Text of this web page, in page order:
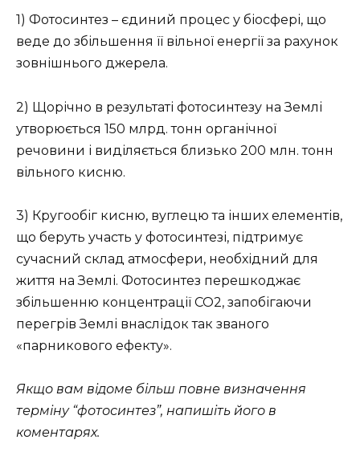
1) Фотосинтез – єдиний процес у біосфері, що
веде до збільшення її вільної енергії за рахунок
зовнішнього джерела.
2) Щорічно в результаті фотосинтезу на Землі
утворюється 150 млрд. тонн органічної
речовини і виділяється близько 200 млн. тонн
вільного кисню.
3) Кругообіг кисню, вуглецю та інших елементів,
що беруть участь у фотосинтезі, підтримує
сучасний склад атмосфери, необхідний для
життя на Землі. Фотосинтез перешкоджає
збільшенню концентрації СО2, запобігаючи
перегрів Землі внаслідок так званого
«парникового ефекту».
Якщо вам відоме більш повне визначення
терміну “фотосинтез”, напишіть його в
коментарях.